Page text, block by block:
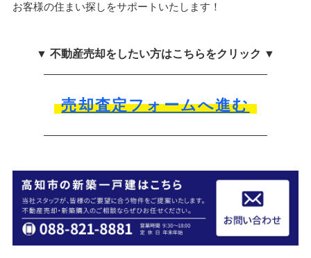
お客様の住まい探しをサポートいたします！
▼ 不動産売却をしたい方はこちらをクリック ▼
売却査定フォームへ進む